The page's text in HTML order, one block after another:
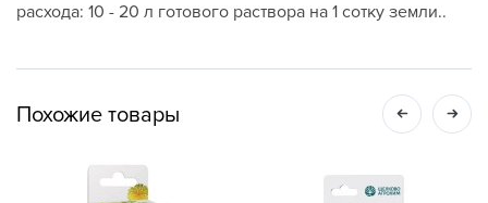
расхода: 10 - 20 л готового раствора на 1 сотку земли..
Похожие товары